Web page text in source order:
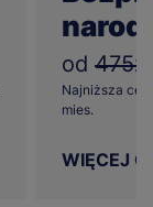
od 475zł
Najniższa
mies.
WIĘCEJ